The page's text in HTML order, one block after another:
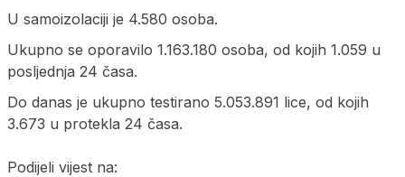
U samoizolaciji je 4.580 osoba.
Ukupno se oporavilo 1.163.180 osoba, od kojih 1.059 u
posljednja 24 časa.
Do danas je ukupno testirano 5.053.891 lice, od kojih
3.673 u protekla 24 časa.
Podijeli vijest na: